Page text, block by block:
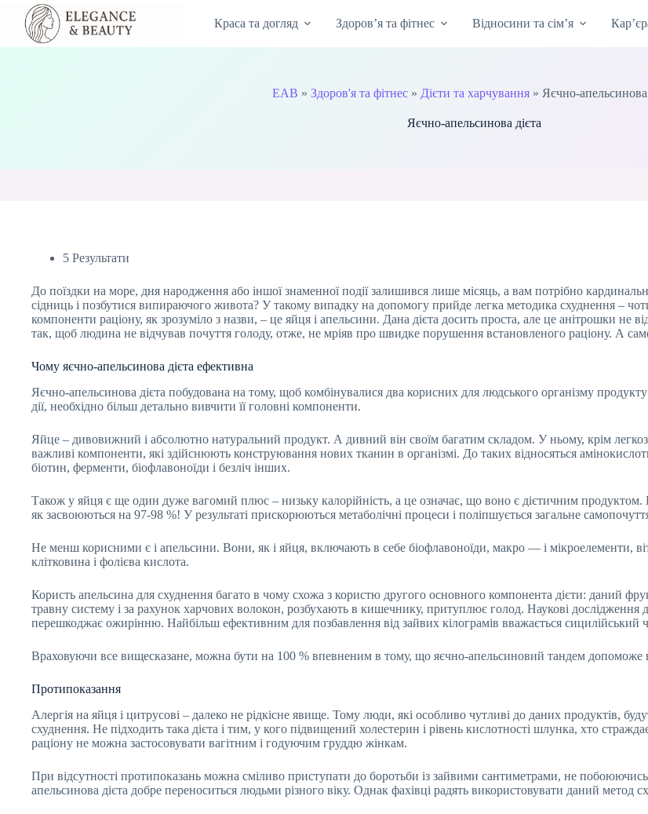
Перейти
вмісту
Краса та догляд Здоров’я та фітнес Відносини та сім’я
EAB »Здоров'я та фітнес » Дієти та харчування » Яєчно-апельсинова
Яєчно-апельсинова дієта
5 Результати
До поїздки на море, дня народження або іншої знаменної події залишився лише місяць, а вам потрібно
сідниць і позбутися випираючого живота? У такому випадку на допомогу прийде легка методика схуднення –
компоненти раціону, як зрозуміло з назви, – це яйця і апельсини. Дана дієта досить проста, але це анітрошки не
так, щоб людина не відчував почуття голоду, отже, не мріяв про швидке порушення встановленого раціону. А
Чому яєчно-апельсинова дієта ефективна
Яєчно-апельсинова дієта побудована на тому, щоб комбінувалися два корисних для людського організму
дії, необхідно більш детально вивчити її головні компоненти.
Яйце – дивовижний і абсолютно натуральний продукт. А дивний він своїм багатим складом. У ньому, крім
важливі компоненти, які здійснюють конструювання нових тканин в організмі. До таких відносяться
біотин, ферменти, біофлавоноїди і безліч інших.
Також у яйця є ще один дуже вагомий плюс – низьку калорійність, а це означає, що воно є дієтичним
як засвоюються на 97-98 %! У результаті прискорюються метаболічні процеси і поліпшується загальне
Не менш корисними є і апельсини. Вони, як і яйця, включають в себе біофлавоноїди, макро — і мікроелементи,
клітковина і фолієва кислота.
Користь апельсина для схуднення багато в чому схожа з користю другого основного компонента дієти: даний
травну систему і за рахунок харчових волокон, розбухають в кишечнику, притуплює голод. Наукові дослідження
перешкоджає ожирінню. Найбільш ефективним для позбавлення від зайвих кілограмів вважається сицилійський
Враховуючи все вищесказане, можна бути на 100 % впевненим в тому, що яєчно-апельсиновий тандем допоможе
Протипоказання
Алергія на яйця і цитрусові – далеко не рідкісне явище. Тому люди, які особливо чутливі до даних продуктів,
схуднення. Не підходить така дієта і тим, у кого підвищений холестерин і рівень кислотності шлунка, хто
раціону не можна застосовувати вагітним і годуючим груддю жінкам.
При відсутності протипоказань можна сміливо приступати до боротьби із зайвими сантиметрами, не побоюючись
апельсинова дієта добре переноситься людьми різного віку. Однак фахівці радять використовувати даний метод